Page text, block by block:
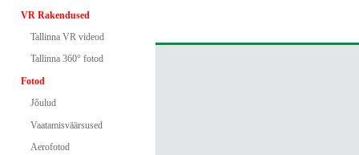
VR Rakendused
Tallinna VR videod
Tallinna 360° fotod
Fotod
Jõulud
Vaatamisväärsused
Aerofotod